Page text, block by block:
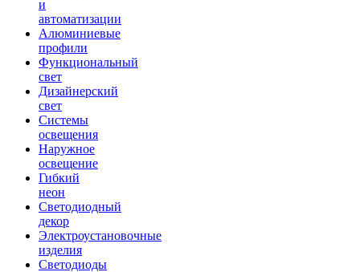
и
автоматизации
Алюминиевые
профили
Функциональный
свет
Дизайнерский
свет
Системы
освещения
Наружное
освещение
Гибкий
неон
Светодиодный
декор
Электроустановочные
изделия
Светодиоды